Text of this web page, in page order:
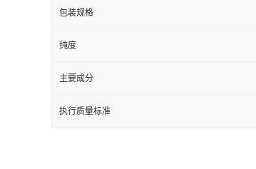
包装规格
纯度
主要成分
执行质量标准